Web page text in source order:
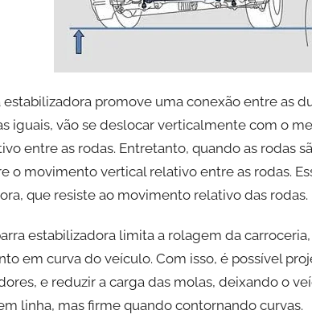
estabilizadora promove uma conexão entre as
iguais, vão se deslocar verticalmente com o
entre as rodas. Entretanto, quando as rodas
o movimento vertical relativo entre as rodas.
que resiste ao movimento relativo das rodas.
estabilizadora limita a rolagem da
em curva do veículo. Com isso, é possível
e reduzir a carga das molas, deixando o
linha, mas firme quando contornando curvas.